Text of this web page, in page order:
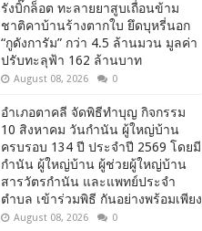
รังบิ๊กล็อต ทะลายยาสูบเถื่อนข้าม
ชาติคาบ้านร้างตากใบ ยึดบุหรี่นอก
“กูดังการัม” กว่า 4.5 ล้านมวน มูลค่า
ปรับทะลุฟ้า 162 ล้านบาท
August 08, 2026 0
อำเภอตาคลี จัดพิธีทำบุญ กิจกรรม
10 สิงหาคม วันกำนัน ผู้ใหญ่บ้าน
ครบรอบ 134 ปี ประจำปี 2569 โดยมี
กำนัน ผู้ใหญ่บ้าน ผู้ช่วยผู้ใหญ่บ้าน
สารวัตรกำนัน และแพทย์ประจำ
ตำบล เข้าร่วมพิธี กันอย่างพร้อมเพียง
August 08, 2026 0